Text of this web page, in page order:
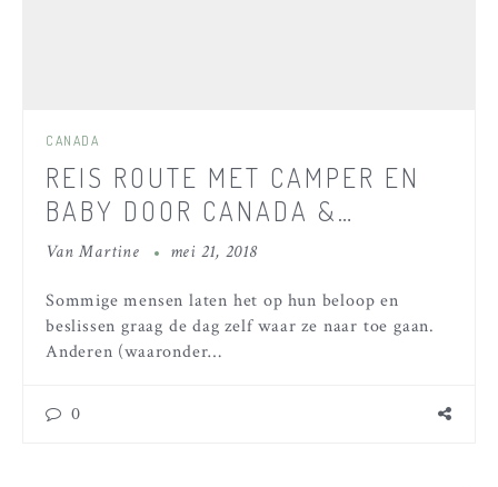
CANADA
REIS ROUTE MET CAMPER EN
BABY DOOR CANADA &
AMERIKA
VanMartine mei 21, 2018
Sommige mensen laten het op hun beloop en
beslissen graag de dag zelf waar ze naar toe gaan.
Anderen (waaronder…
0